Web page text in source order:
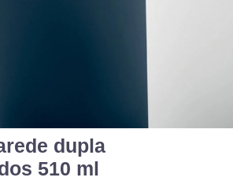
dupla
510 ml